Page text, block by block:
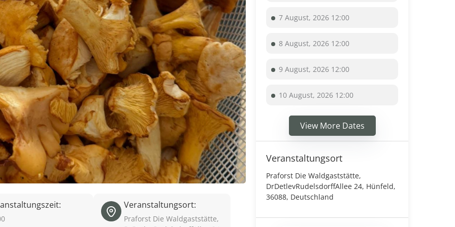
Veranstaltungsort:
Praforst Die Waldgaststätte,
7 August, 2026 12:00
8 August, 2026 12:00
9 August, 2026 12:00
10 August, 2026 12:00
View More Dates
Veranstaltungsort
Praforst Die Waldgaststätte,
DrDetlevRudelsdorffAllee 24, Hünfeld,
36088, Deutschland